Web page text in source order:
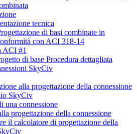
tecnica
di basi combinate in
con ACI 318-14
ACI #1
di base Procedura dettagliata
SkyCiv
alla progettazione della connessione
SkyCiv
una connessione
progettazione della connessione
il calcolatore di progettazione della